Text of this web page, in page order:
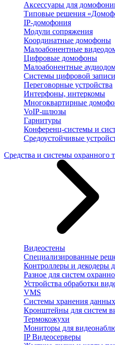
Аксессуары для
Типовые решения
IP-домофония
Модули сопряжения
Координатные домофоны
Малоабонентные
Цифровые домофоны
Малоабонентные
Системы цифровой
Переговорные устройства
Интерфоны, интеркомы
Многоквартирные
VoIP-шлюзы
Гарнитуры
Конференц-системы и
Средоустойчивые
Средства и системы охранного
Видеостены
Специализированные
Контроллеры и декодеры
Разное для систем
Устройства обработки
VMS
Системы хранения данных
Кронштейны для систем
Термокожухи
Мониторы для
IP Видеосерверы